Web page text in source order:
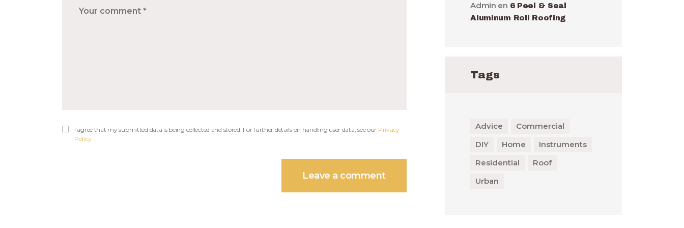
I agree that my submitted data is being collected and stored. For further details on handling user data, see our Privacy
Policy
Admin en 6 Peel & Seal
Aluminum Roll Roofing
Tags
Advice
Commercial
DIY
Home
Instruments
Residential
Roof
Urban